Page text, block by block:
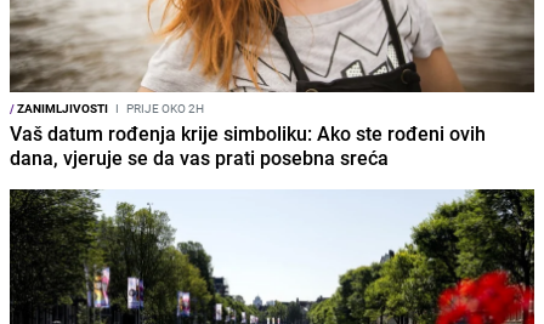
/ZANIMLJIVOSTI I PRIJE OKO 2H
Vaš datum rođenja krije simboliku: Ako ste rođeni ovih
dana, vjeruje se da vas prati posebna sreća